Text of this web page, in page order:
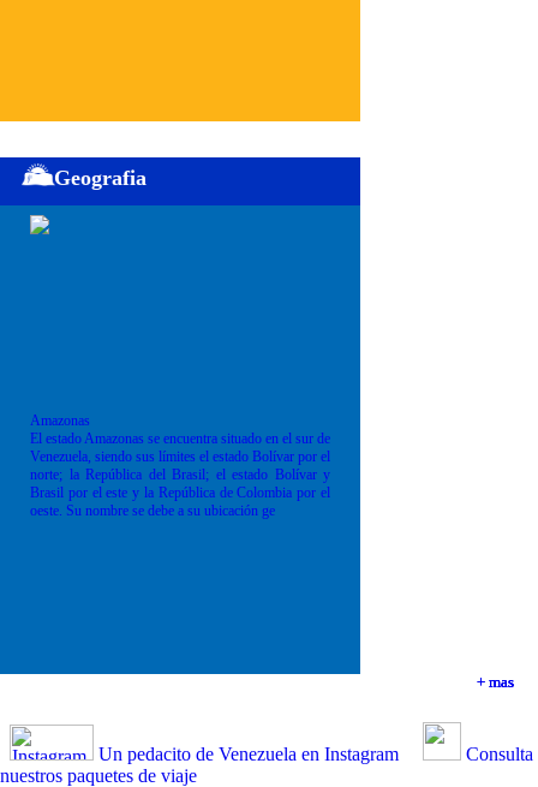
+ mas
+ mas
+ mas
Geografia
Amazonas
El estado Amazonas se encuentra situado en el sur de
Venezuela, siendo sus límites el estado Bolívar por el
norte; la República del Brasil; el estado Bolívar y
Brasil por el este y la República de Colombia por el
oeste. Su nombre se debe a su ubicación ge
+ mas
Un pedacito de Venezuela en Instagram
Consulta
nuestros paquetes de viaje